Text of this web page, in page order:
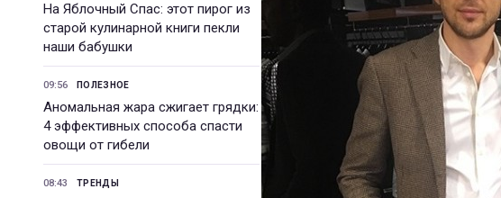
На Яблочный Спас: этот пирог из
старой кулинарной книги пекли
наши бабушки
09:56 ПОЛЕЗНОЕ
Аномальная жара сжигает грядки:
4 эффективных способа спасти
овощи от гибели
08:43 ТРЕНДЫ